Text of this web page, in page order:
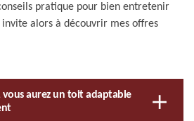
pratique pour bien entretenir
alors à découvrir mes offres
vous aurez un toit adaptable